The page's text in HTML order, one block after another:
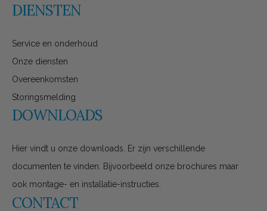
DIENSTEN
Service en onderhoud
Onze diensten
Overeenkomsten
Storingsmelding
DOWNLOADS
Hier vindt u onze downloads. Er zijn verschillende
documenten te vinden. Bijvoorbeeld onze brochures maar
ook montage- en installatie-instructies.
CONTACT